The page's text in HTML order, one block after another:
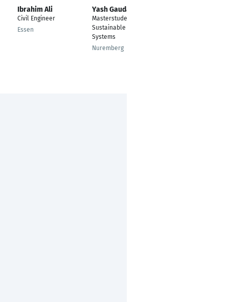
Ibrahim Ali
Civil Engineer
Essen
Yash Gaudani
Masterstudent
Sustainable Building
Systems
Nuremberg